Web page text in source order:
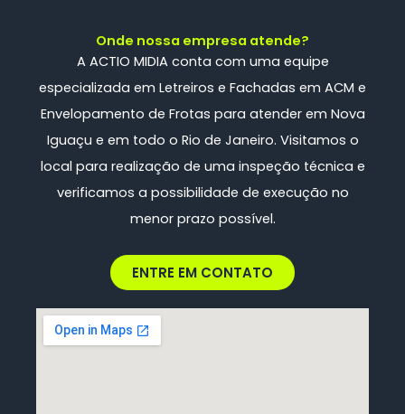
Onde nossa empresa atende?
A ACTIO MIDIA conta com uma equipe
especializada em Letreiros e Fachadas em ACM e
Envelopamento de Frotas para atender em Nova
Iguaçu e em todo o Rio de Janeiro. Visitamos o
local para realização de uma inspeção técnica e
verificamos a possibilidade de execução no
menor prazo possível.
ENTRE EM CONTATO